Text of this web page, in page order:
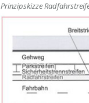
Prinzipskizze